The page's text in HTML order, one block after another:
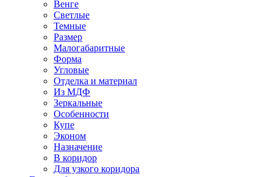
Венге
Светлые
Темные
Размер
Малогабаритные
Форма
Угловые
Отделка и материал
Из МДФ
Зеркальные
Особенности
Купе
Эконом
Назначение
В коридор
Для узкого коридора